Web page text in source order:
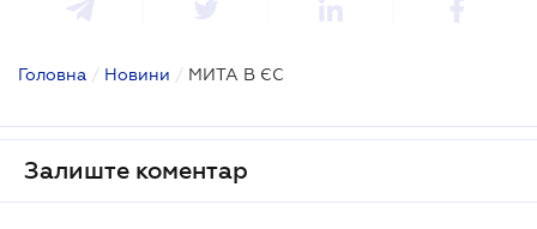
Головна / Новини / МИТА В ЄС
Залиште коментар